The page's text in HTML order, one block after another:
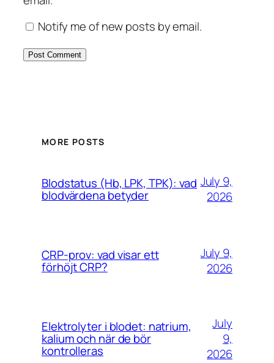
Notify me of new posts by email.
MORE POSTS
Blodstatus (Hb, LPK, TPK): vad
blodvärdena betyder
July 9,
2026
CRP-prov: vad visar ett
förhöjt CRP?
July 9,
2026
Elektrolyter i blodet: natrium,
kalium och när de bör
kontrolleras
July
9,
2026